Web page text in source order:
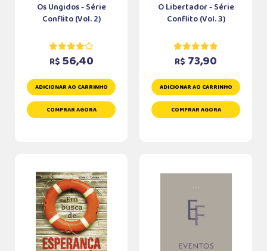
Os Ungidos - Série
Conflito (Vol. 2)
R$ 56,40
ADICIONAR AO CARRINHO
COMPRAR AGORA
O Libertador - Série
Conflito (Vol. 3)
R$ 73,90
ADICIONAR AO CARRINHO
COMPRAR AGORA